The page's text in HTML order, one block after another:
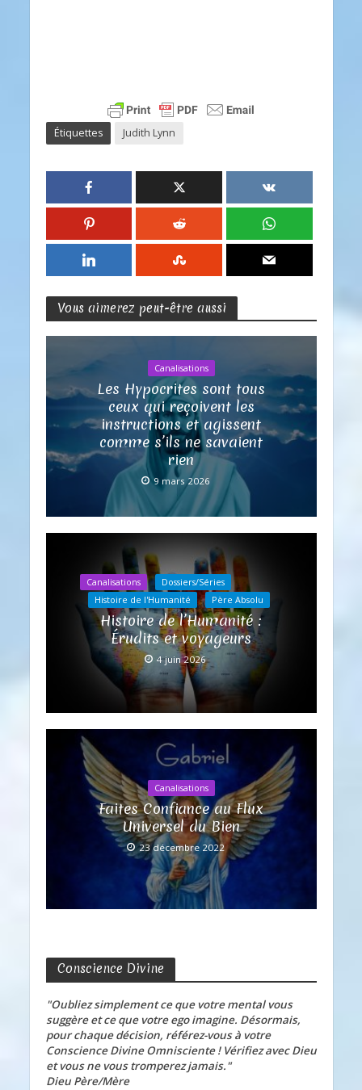
Étiquettes Judith Lynn
Vous aimerez peut-être aussi
Canalisations
Les Hypocrites sont tous
ceux qui reçoivent les
instructions et agissent
comme s’ils ne savaient
rien
9 mars 2026
Canalisations
Dossiers/Séries
Histoire de l'Humanité
Père Absolu
Histoire de l’Humanité :
Érudits et voyageurs
4 juin 2026
Canalisations
Faites Confiance au Flux
Universel du Bien
23 décembre 2022
Conscience Divine
"Oubliez simplement ce que votre mental vous
suggère et ce que votre ego imagine. Désormais,
pour chaque décision, référez-vous à votre
Conscience Divine Omnisciente ! Vérifiez avec Dieu
et vous ne vous tromperez jamais."
Dieu Père/Mère